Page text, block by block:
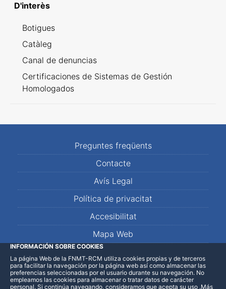
D'interès
Botigues
Catàleg
Canal de denuncias
Certificaciones de Sistemas de Gestión
Homologados
Preguntes freqüents
Contacte
Avís Legal
Política de privacitat
Accesibilitat
Mapa Web
LinkedInFacebookWhatsApp
INFORMACIÓN SOBRE COOKIES
La página Web de la FNMT-RCM utiliza cookies propias y de terceros
para facilitar la navegación por la página web así como almacenar las
preferencias seleccionadas por el usuario durante su navegación. No
empleamos las cookies para almacenar o tratar datos de carácter
personal. Si continúa navegando, consideramos que acepta su uso .Más